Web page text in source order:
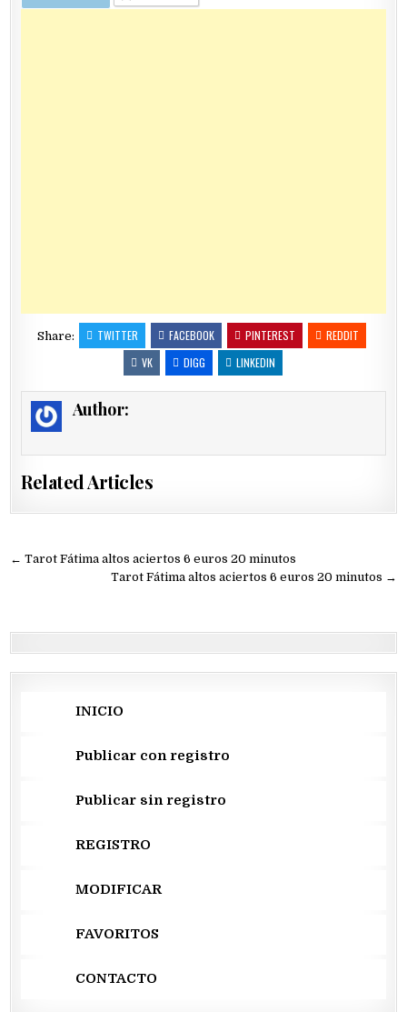
Share: TWITTER FACEBOOK PINTEREST
REDDIT
VK
DIGG LINKEDIN
Author:
Related Articles
Navegación
← Tarot Fátima altos aciertos 6 euros 20 minutos
Tarot Fátima altos aciertos 6 euros 20 minutos →
INICIO
Publicar con registro
Publicar sin registro
REGISTRO
MODIFICAR
FAVORITOS
CONTACTO